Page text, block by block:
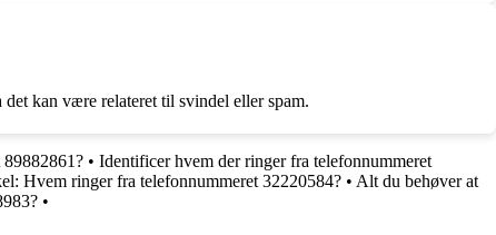
kan være relateret til svindel eller spam.
• Identificer hvem der ringer fra telefonnummeret
Hvem ringer fra telefonnummeret 32220584? • Alt du behøver at
•